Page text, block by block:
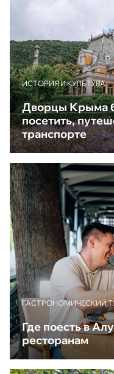
ИСТОРИЯ И КУЛЬТУРА
Дворцы Крыма
посетить,
транспорте
ГАСТРОНОМИЧЕСКИЙ
Где поесть в
ресторанам